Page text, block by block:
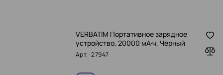
VERBATIM Портативное зарядное
устройство, 20000 мА·ч, Чёрный
Арт.: 27947